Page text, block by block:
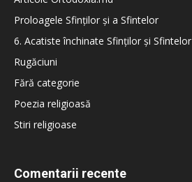
Proloagele Sfinților și a Sfintelor
6. Acatiste închinate Sfinților și Sfintelor
Rugăciuni
Fără categorie
Poezia religioasă
Stiri religioase
Comentarii recente